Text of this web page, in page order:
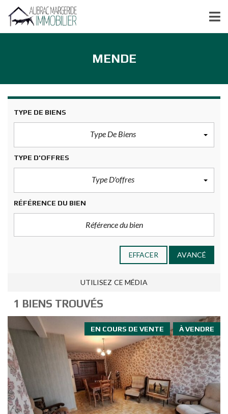
MENDE
TYPE DE BIENS
Type De Biens
TYPE D'OFFRES
Type D'offres
RÉFÉRENCE DU BIEN
EFFACER AVANCÉ
UTILISEZ CE MÉDIA
1 BIENS TROUVÉS
À VENDRE
EN COURS DE VENTE